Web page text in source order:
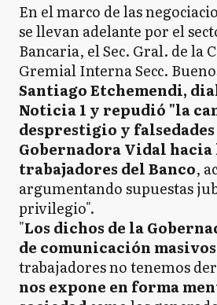
En el marco de las
se llevan adelante por el
Bancaria, el Sec. Gral. de la
Gremial Interna Secc.
Santiago Etchemendi,
Noticia 1 y repudió "la
desprestigio y falsedades
Gobernadora Vidal hacia
trabajadores del Banco,
argumentando supuestas
privilegio".
"Los dichos de la
de comunicación masivos
trabajadores no tenemos
nos expone en forma